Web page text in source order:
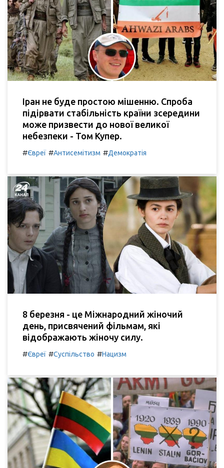
Іран не буде простою мішенню. Спроба
підірвати стабільність країни зсередини
може призвести до нової великої
небезпеки - Том Купер.
#Євреї #Антисемітизм #Демократія
8 березня - це Міжнародний жіночий
день, присвячений фільмам, які
відображають жіночу силу.
#Євреї #Суспільство #Нацизм